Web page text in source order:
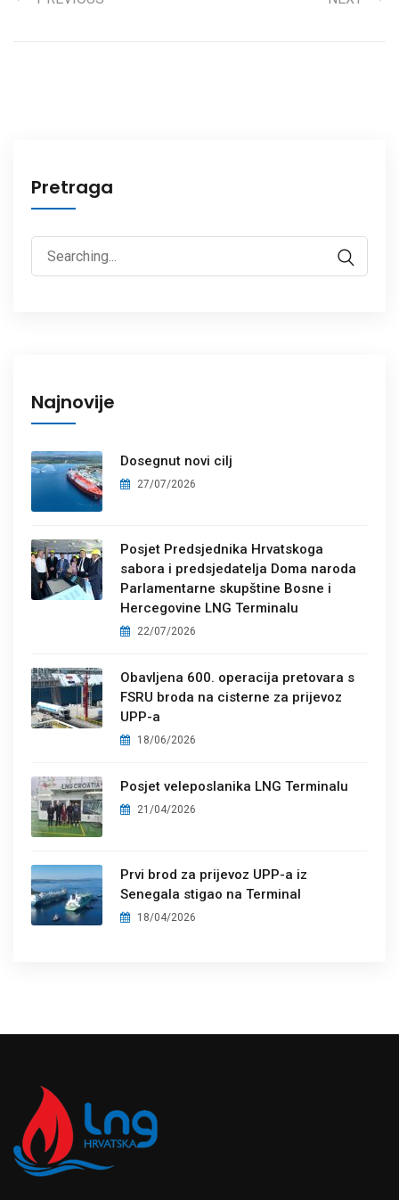
Pretraga
Najnovije
Dosegnut novi cilj
27/07/2026
Posjet Predsjednika Hrvatskoga
sabora i predsjedatelja Doma naroda
Parlamentarne skupštine Bosne i
Hercegovine LNG Terminalu
22/07/2026
Obavljena 600. operacija pretovara s
FSRU broda na cisterne za prijevoz
UPP-a
18/06/2026
Posjet veleposlanika LNG Terminalu
21/04/2026
Prvi brod za prijevoz UPP-a iz
Senegala stigao na Terminal
18/04/2026